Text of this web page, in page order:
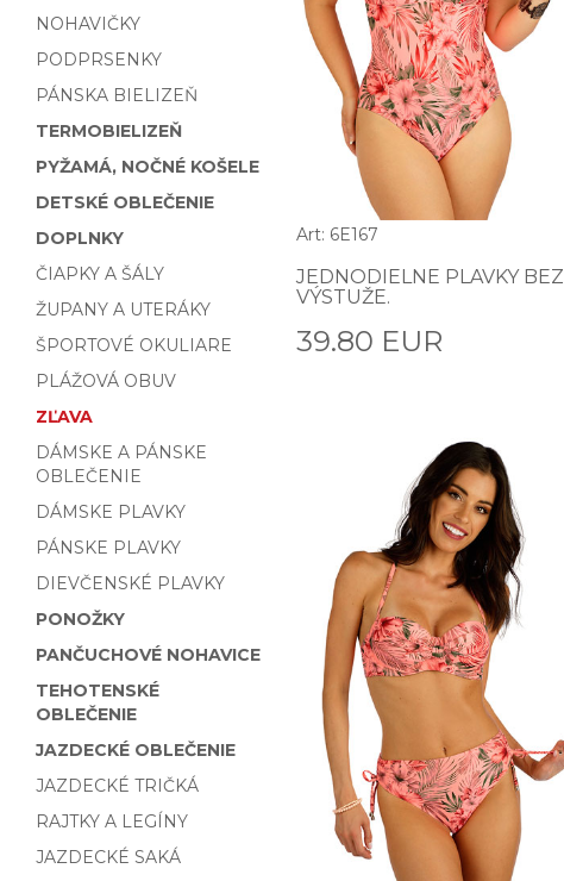
NOHAVIČKY
PODPRSENKY
PÁNSKA BIELIZEŇ
TERMOBIELIZEŇ
PYŽAMÁ, NOČNÉ KOŠELE
DETSKÉ OBLEČENIE
DOPLNKY
ČIAPKY A ŠÁLY
ŽUPANY A UTERÁKY
ŠPORTOVÉ OKULIARE
PLÁŽOVÁ OBUV
ZĽAVA
DÁMSKE A PÁNSKE
OBLEČENIE
DÁMSKE PLAVKY
PÁNSKE PLAVKY
DIEVČENSKÉ PLAVKY
PONOŽKY
PANČUCHOVÉ NOHAVICE
TEHOTENSKÉ
OBLEČENIE
JAZDECKÉ OBLEČENIE
JAZDECKÉ TRIČKÁ
RAJTKY A LEGÍNY
JAZDECKÉ SAKÁ
Art: 6E167
JEDNODIELNE PLAVKY BEZ
VÝSTUŽE.
39.80 EUR